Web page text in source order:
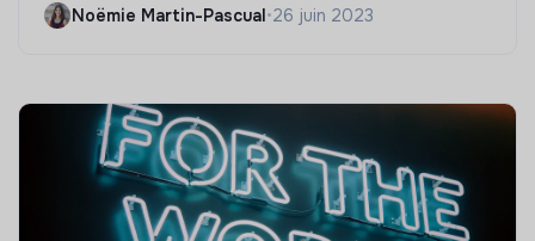
Noëmie Martin-Pascual•26 juin 2023